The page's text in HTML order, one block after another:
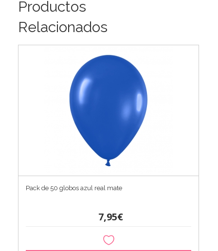
Productos
Relacionados
Pack de 50 globos azul real mate
7,95€